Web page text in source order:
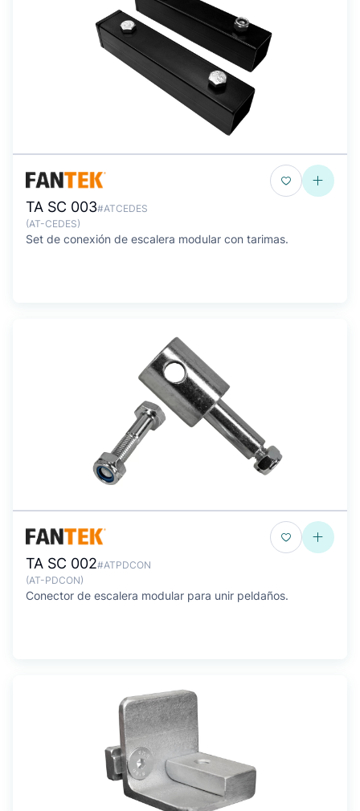
TA SC 003#ATCEDES
(AT-CEDES)
Set de conexión de escalera modular con tarimas.
TA SC 002#ATPDCON
(AT-PDCON)
Conector de escalera modular para unir peldaños.